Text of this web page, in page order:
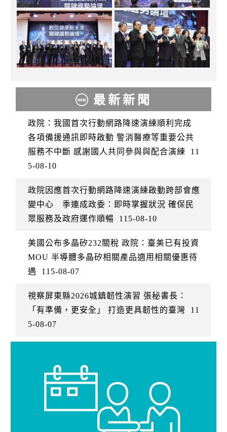
最新新聞
政院：我國首次行動網路降速演練順利完成
各項備援通訊即時啟動 警消醫療等重要公共
服務不中斷 感謝國人共同參與與配合演練
11
5-08-10
政院因應首次行動網路降速演練啟動跨部會應
變中心 季連成政委：即時掌握狀況 確保民
眾服務及政府運作順暢
115-08-10
美國公布多晶矽232關稅 政院：臺美已有投資
MOU 半導體多晶矽相關產品適用相關優惠待
遇
115-08-07
視察屏東縣2026城鎮韌性演習 張秘書長：
「有準備，更安全」 打造更具韌性的臺灣
11
5-08-07